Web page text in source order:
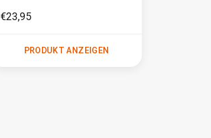
€23,95
PRODUKT ANZEIGEN